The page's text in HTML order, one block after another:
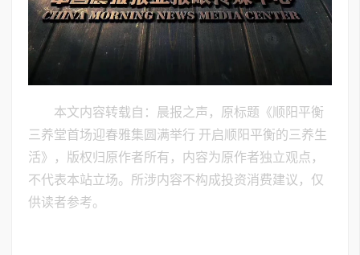
本文内容转载自：晨报之声，原标题《顺阳平衡
三养堂首场迎春雅集圆满举行 开启顺阳平衡的三养生
活》，版权归原作者所有，内容为原作者独立观点，
不代表本站立场。所涉内容不构成投资消费建议，仅
供读者参考。